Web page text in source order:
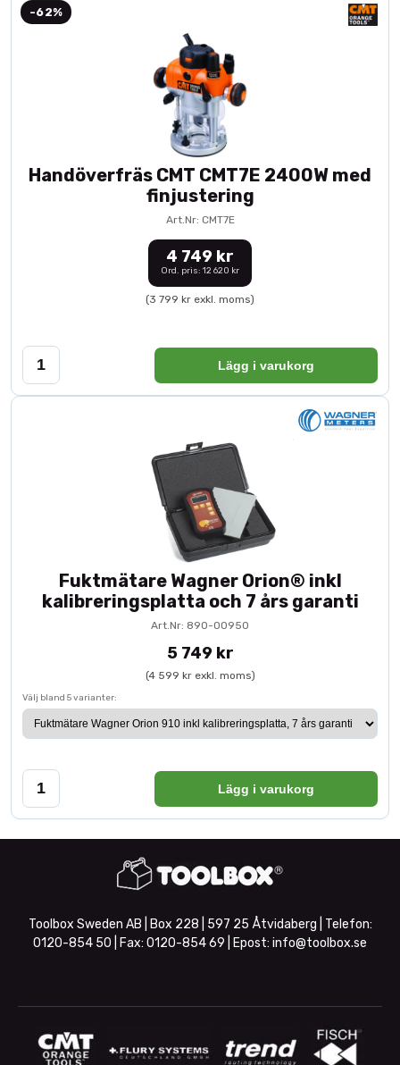
-62%
Handöverfräs CMT CMT7E 2400W med
finjustering
Art.Nr: CMT7E
4 749 kr
Ord. pris: 12 620 kr
(3 799 kr exkl. moms)
Lägg i varukorg
Fuktmätare Wagner Orion® inkl
kalibreringsplatta och 7 års garanti
Art.Nr: 890-00950
5 749 kr
(4 599 kr exkl. moms)
Välj bland 5 varianter:
Lägg i varukorg
Toolbox Sweden AB | Box 228 | 597 25 Åtvidaberg | Telefon:
0120-854 50 | Fax: 0120-854 69 | Epost: info@toolbox.se